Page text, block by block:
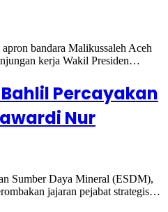
bandara Malikussaleh Aceh
kerja Wakil Presiden…
Bahlil Percayakan
Nur
Sumber Daya Mineral (ESDM),
jajaran pejabat strategis…